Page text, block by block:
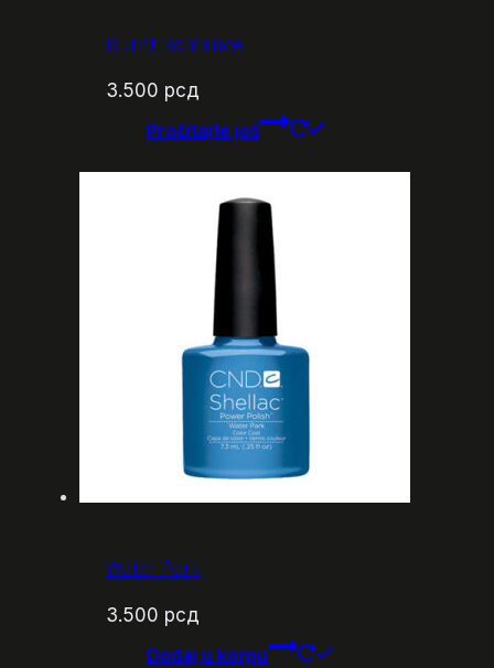
Burnt Romance
3.500 рсд
Pročitajte još
Water Park
3.500 рсд
Dodaj u korpu